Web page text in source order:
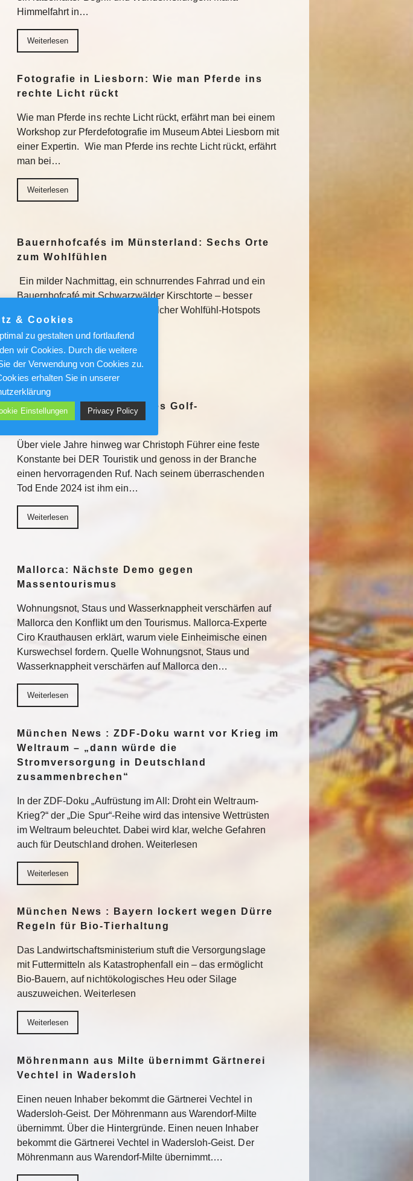
Himmelfahrt in…
Weiterlesen
Fotografie in Liesborn: Wie man Pferde ins
rechte Licht rückt
Wie man Pferde ins rechte Licht rückt, erfährt man bei einem
Workshop zur Pferdefotografie im Museum Abtei Liesborn mit
einer Expertin. Wie man Pferde ins rechte Licht rückt, erfährt
man bei…
Weiterlesen
Bauernhofcafés im Münsterland: Sechs Orte
zum Wohlfühlen
Ein milder Nachmittag, ein schnurrendes Fahrrad und ein
Bauernhofcafé mit Schwarzwälder Kirschtorte – besser
geht’s nicht. Wir stellen sechs solcher Wohlfühl-Hotspots
vor. Weiterlesen
Weiterlesen
Christoph Führer: Zweites Golf-
Gedächtnisturnier
Über viele Jahre hinweg war Christoph Führer eine feste
Konstante bei DER Touristik und genoss in der Branche
einen hervorragenden Ruf. Nach seinem überraschenden
Tod Ende 2024 ist ihm ein…
Weiterlesen
Mallorca: Nächste Demo gegen
Massentourismus
Wohnungsnot, Staus und Wasserknappheit verschärfen auf
Mallorca den Konflikt um den Tourismus. Mallorca-Experte
Ciro Krauthausen erklärt, warum viele Einheimische einen
Kurswechsel fordern. Quelle Wohnungsnot, Staus und
Wasserknappheit verschärfen auf Mallorca den…
Weiterlesen
München News : ZDF-Doku warnt vor Krieg im
Weltraum – „dann würde die
Stromversorgung in Deutschland
zusammenbrechen“
In der ZDF-Doku „Aufrüstung im All: Droht ein Weltraum-
Krieg?“ der „Die Spur“-Reihe wird das intensive Wettrüsten
im Weltraum beleuchtet. Dabei wird klar, welche Gefahren
auch für Deutschland drohen. Weiterlesen
Weiterlesen
München News : Bayern lockert wegen Dürre
Regeln für Bio-Tierhaltung
Das Landwirtschaftsministerium stuft die Versorgungslage
mit Futtermitteln als Katastrophenfall ein – das ermöglicht
Bio-Bauern, auf nichtökologisches Heu oder Silage
auszuweichen. Weiterlesen
Weiterlesen
Möhrenmann aus Milte übernimmt Gärtnerei
Vechtel in Wadersloh
Einen neuen Inhaber bekommt die Gärtnerei Vechtel in
Wadersloh-Geist. Der Möhrenmann aus Warendorf-Milte
übernimmt. Über die Hintergründe. Einen neuen Inhaber
bekommt die Gärtnerei Vechtel in Wadersloh-Geist. Der
Möhrenmann aus Warendorf-Milte übernimmt….
& Cookies
zu gestalten und fortlaufend
wir Cookies. Durch die weitere
der Verwendung von Cookies zu.
erhalten Sie in unserer
Einstellungen Privacy Policy